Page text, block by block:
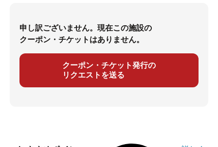
申し訳ございません。現在この施設の
クーポン・チケットはありません。
クーポン・チケット発行の
リクエストを送る